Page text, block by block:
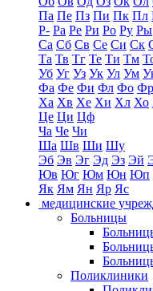
Па Пе Пз Пи Пк Пл
Р- Ра Ре Ри Ро Ру Ры
Са Сб Св Се Си Ск
Та Тв Тг Те Ти Тм
Уб Уг Уз Ук Ул Ум
Фа Фе Фи Фл Фо Фр
Ха Хв Хе Хи Хл Хо
Це Ци Цф
Ча Че Чи
Ша Шв Ши Шу
Эб Эв Эг Эд Эз Эй
Юв Юг Юм Юн Юп
Як Ям Ян Яр Яс
медицинские
Больницы
Поликлиники